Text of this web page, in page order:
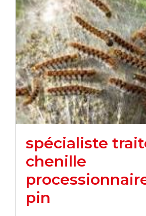
spécialiste
chenille
pin